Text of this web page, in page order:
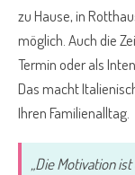
zu Hause, in
möglich. Auch die
Termin oder als
Das macht
Ihren Familienalltag.
„Die Motivation